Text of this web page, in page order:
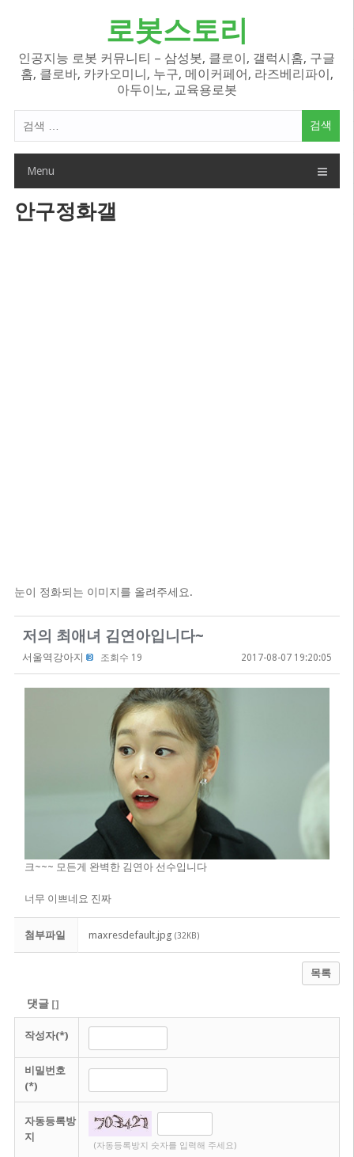
로봇스토리
인공지능 로봇 커뮤니티 – 삼성봇, 클로이, 갤럭시홈, 구글
홈, 클로바, 카카오미니, 누구, 메이커페어, 라즈베리파이,
아두이노, 교육용로봇
색
Menu
안구정화갤
눈이 정화되는 이미지를 올려주세요.
저의 최애녀 김연아입니다~
서울역강아지 조회수 19 2017-08-07 19:20:05
크~~~ 모든게 완벽한 김연아 선수입니다
너무 이쁘네요 진짜
첨부파일 maxresdefault.jpg (32KB)
목록
댓글[]
작성자(*)
비밀번호
(*)
자동등록방
지
(자동등록방지 숫자를 입력해 주세요)